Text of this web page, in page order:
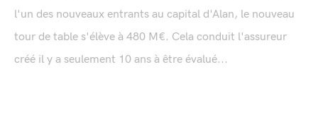
l'un des nouveaux entrants au capital d'Alan, le nouveau
tour de table s'élève à 480 M€. Cela conduit l'assureur
créé il y a seulement 10 ans à être évalué...